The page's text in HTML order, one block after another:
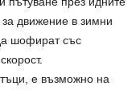
за движение в зимни
шофират със
е възможно на